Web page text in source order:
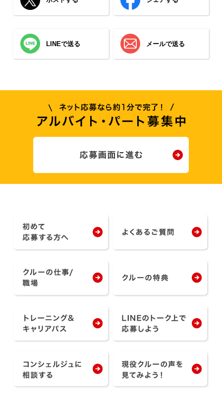
LINEで送る メールで送る